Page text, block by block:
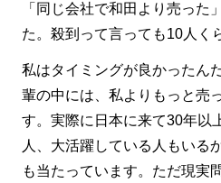
「同じ会社で和田より売った
た。殺到って言っても10人く
私はタイミングが良かったん
輩の中には、私よりもっと売
す。実際に日本に来て30年以
人、大活躍している人もいる
も当たっています。ただ現実